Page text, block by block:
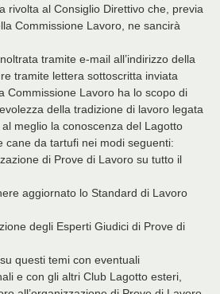
rivolta al Consiglio Direttivo che, previa
Commissione Lavoro, ne sancirà
tramite e-mail all’indirizzo della
tramite lettera sottoscritta inviata
Commissione Lavoro ha lo scopo di
della tradizione di lavoro legata
meglio la conoscenza del Lagotto
cane da tartufi nei modi seguenti:
di Prove di Lavoro su tutto il
aggiornato lo Standard di Lavoro
degli Esperti Giudici di Prove di
questi temi con eventuali
e con gli altri Club Lagotto esteri,